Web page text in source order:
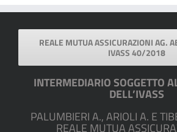
REALE MUTUA ASSICURAZIONI AG.
IVASS 40/2018
INTERMEDIARIO SOGGETTO
DELL’IVASS
PALUMBIERI A., ARIOLI A. E
REALE MUTUA